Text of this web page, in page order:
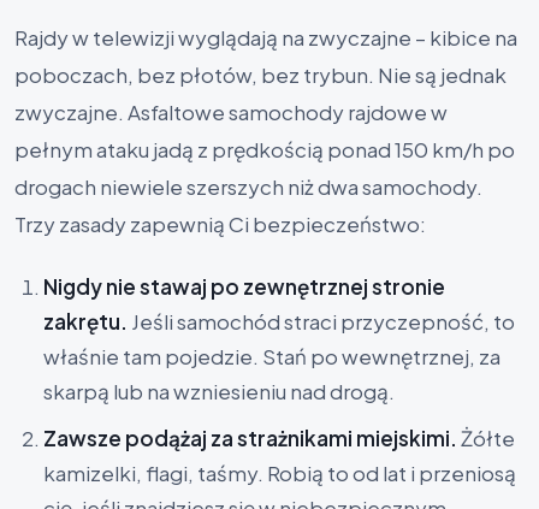
Rajdy w telewizji wyglądają na zwyczajne – kibice na
poboczach, bez płotów, bez trybun. Nie są jednak
zwyczajne. Asfaltowe samochody rajdowe w
pełnym ataku jadą z prędkością ponad 150 km/h po
drogach niewiele szerszych niż dwa samochody.
Trzy zasady zapewnią Ci bezpieczeństwo:
Nigdy nie stawaj po zewnętrznej stronie
zakrętu. Jeśli samochód straci przyczepność, to
właśnie tam pojedzie. Stań po wewnętrznej, za
skarpą lub na wzniesieniu nad drogą.
Zawsze podążaj za strażnikami miejskimi. Żółte
kamizelki, flagi, taśmy. Robią to od lat i przeniosą